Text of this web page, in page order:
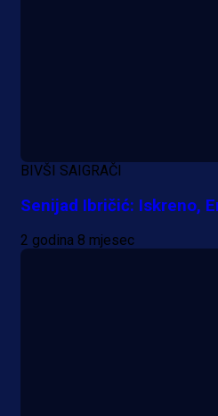
BIVŠI SAIGRAČI
Senijad Ibričić: Iskreno,
2 godina 8 mjesec